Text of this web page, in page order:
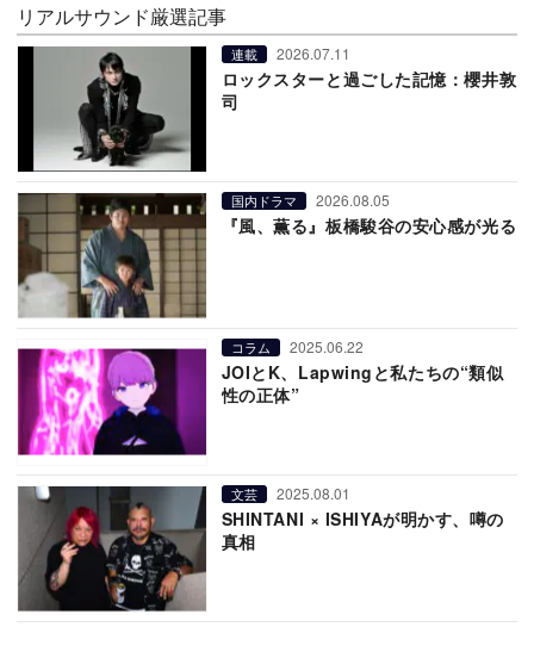
リアルサウンド厳選記事
連載 2026.07.11
ロックスターと過ごした記憶：櫻井敦
司
国内ドラマ 2026.08.05
『風、薫る』板橋駿谷の安心感が光る
コラム 2025.06.22
JOIとK、Lapwingと私たちの“類似
性の正体”
文芸 2025.08.01
SHINTANI × ISHIYAが明かす、噂の
真相